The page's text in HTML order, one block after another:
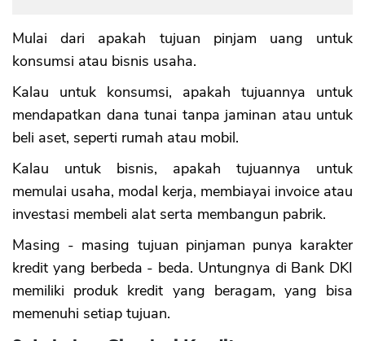
Mulai dari apakah tujuan pinjam uang untuk
konsumsi atau bisnis usaha.
Kalau untuk konsumsi, apakah tujuannya untuk
mendapatkan dana tunai tanpa jaminan atau untuk
beli aset, seperti rumah atau mobil.
Kalau untuk bisnis, apakah tujuannya untuk
memulai usaha, modal kerja, membiayai invoice atau
investasi membeli alat serta membangun pabrik.
Masing - masing tujuan pinjaman punya karakter
kredit yang berbeda - beda. Untungnya di Bank DKI
memiliki produk kredit yang beragam, yang bisa
memenuhi setiap tujuan.